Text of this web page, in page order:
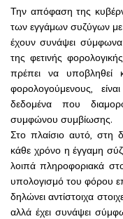
Την απόφαση της
των εγγάμων συζύγων με
έχουν συνάψει
της φετινής
πρέπει να υποβληθεί
φορολογούμενους,
δεδομένα που
συμφώνου συμβίωσης.
Στο πλαίσιο αυτό, στη
κάθε χρόνο η έγγαμη
λοιπά πληροφοριακά
υπολογισμό του φόρου
δηλώνει αντίστοιχα
αλλά έχει συνάψει